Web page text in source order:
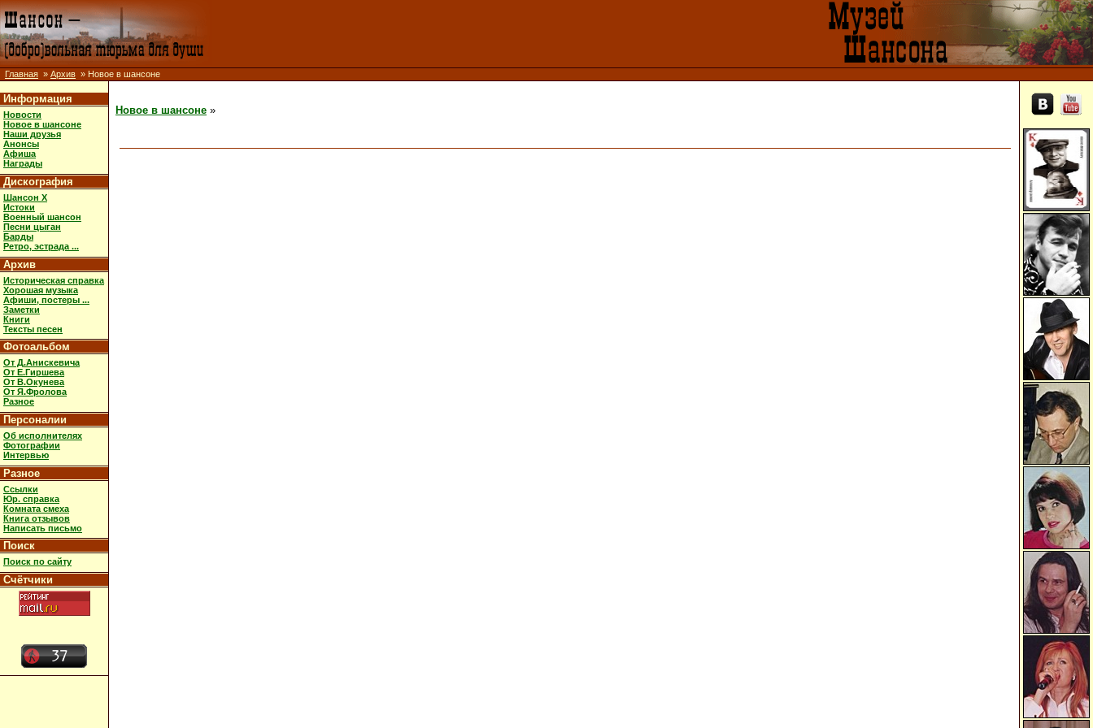
Главная » Архив » Новое в шансоне
Информация
Новости
Новое в шансоне
Наши друзья
Анонсы
Афиша
Награды
Дискография
Шансон X
Истоки
Военный шансон
Песни цыган
Барды
Ретро, эстрада ...
Архив
Историческая справка
Хорошая музыка
Афиши, постеры ...
Заметки
Книги
Тексты песен
Фотоальбом
От Д.Анискевича
От Е.Гиршева
От В.Окунева
От Я.Фролова
Разное
Персоналии
Об исполнителях
Фотографии
Интервью
Разное
Ссылки
Юр. справка
Комната смеха
Книга отзывов
Написать письмо
Поиск
Поиск по сайту
Счётчики
Новое в шансоне »